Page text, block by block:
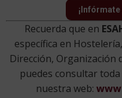
Recuerda que en
específica en
Dirección, Organización
puedes consultar
nuestra web: